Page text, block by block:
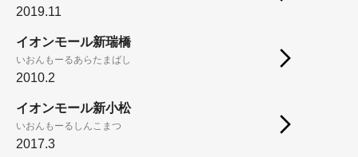
2019.11
イオンモール新瑞橋
いおんもーるあらたまばし
2010.2
イオンモール新小松
いおんもーるしんこまつ
2017.3